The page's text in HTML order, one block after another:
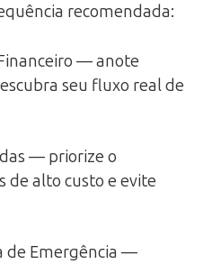
recomendada:
— anote
seu fluxo real de
— priorize o
de alto custo e evite
de Emergência —